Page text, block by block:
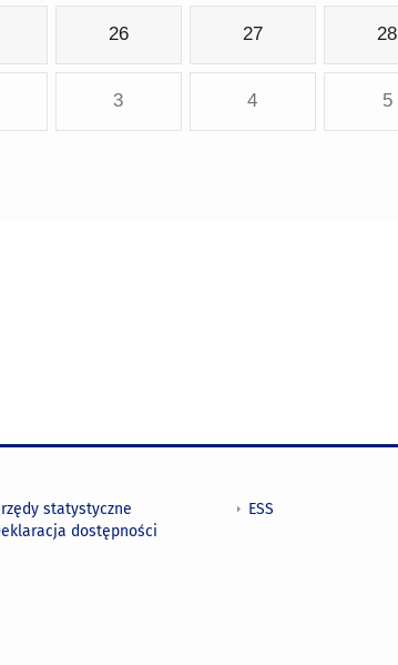
26 27 28
3 4 5
statystyczne
dostępności
ESS